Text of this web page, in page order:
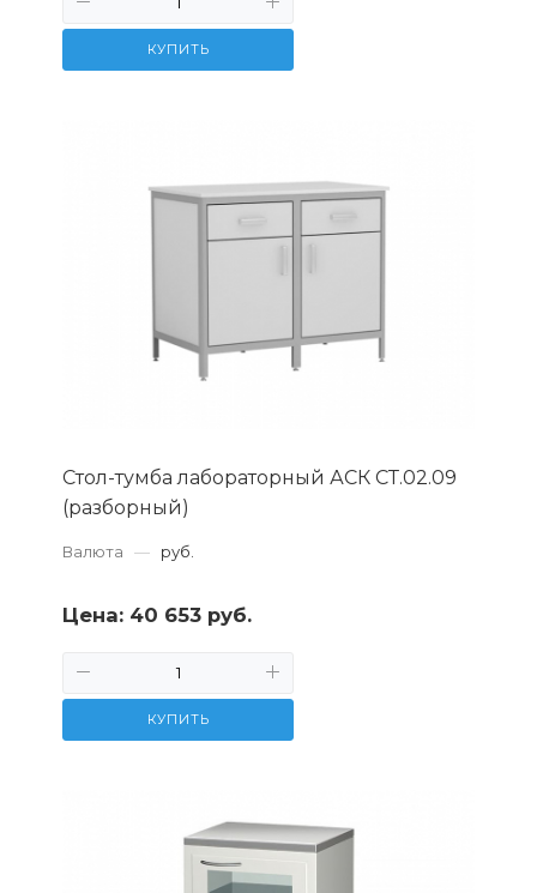
КУПИТЬ
Стол-тумба лабораторный АСК СТ.02.09
(разборный)
Валюта — руб.
Цена: 40 653 руб.
КУПИТЬ